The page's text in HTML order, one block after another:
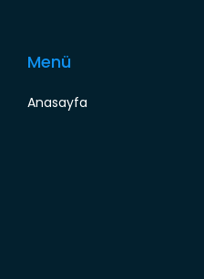
Menü
Anasayfa